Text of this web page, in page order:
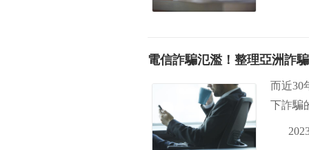
電信詐騙氾濫！整理亞洲詐
而近30
下詐騙